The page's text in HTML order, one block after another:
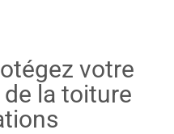
votre
la toiture